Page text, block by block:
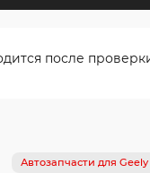
после проверки
Автозапчасти для Geely